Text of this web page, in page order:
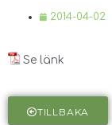
2014-04-02
Se länk
TILLBAKA